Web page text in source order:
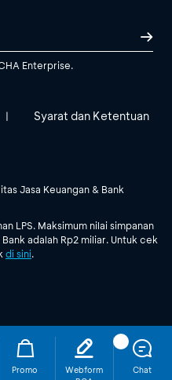
Promo
Webform
Chat
Enterprise.
| Syarat dan Ketentuan
Jasa Keuangan & Bank
LPS. Maksimum nilai simpanan
adalah Rp2 miliar. Untuk cek
di sini.